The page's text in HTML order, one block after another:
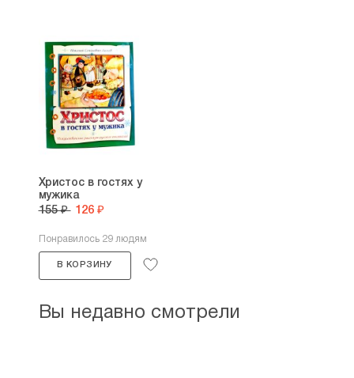
Христос в гостях у
мужика
155 ₽ 126 ₽
Понравилось 29 людям
В КОРЗИНУ
Вы недавно смотрели